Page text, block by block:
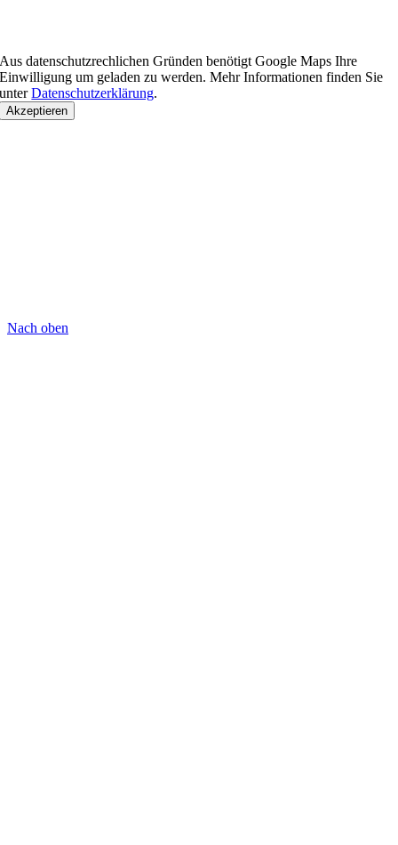
Aus datenschutzrechlichen Gründen benötigt Google Maps Ihre
Einwilligung um geladen zu werden. Mehr Informationen finden Sie
unterDatenschutzerklärung.
Akzeptieren
Nach oben